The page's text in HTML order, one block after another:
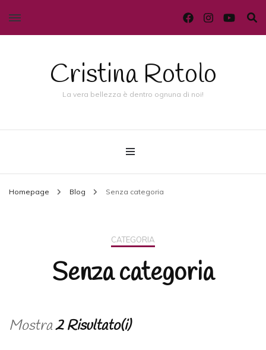
Cristina Rotolo
La vera bellezza è dentro ognuna di noi!
Homepage Blog Senza categoria
CATEGORIA
Senza categoria
Mostra2 Risultato(i)